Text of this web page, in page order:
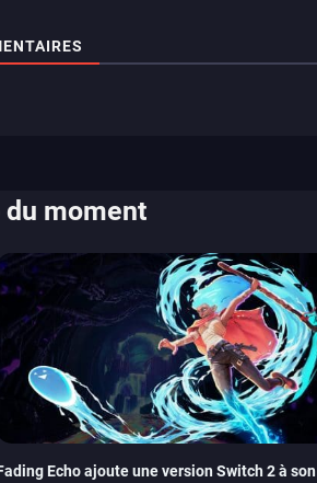
moment
Echo ajoute une version Switch 2 à son